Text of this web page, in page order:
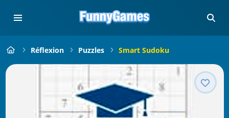
Réflexion Puzzles Smart Sudoku